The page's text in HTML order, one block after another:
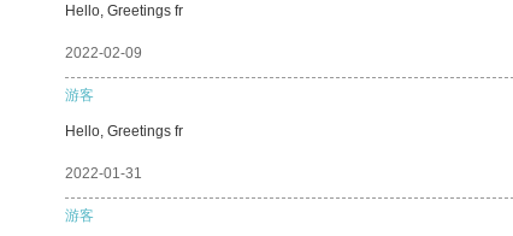
Hello, Greetings fr
2022-02-09
游客
Hello, Greetings fr
2022-01-31
游客